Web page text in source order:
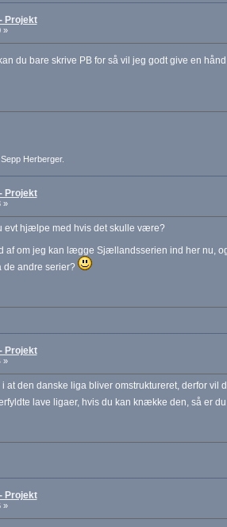
Projekt
»
du bare skrive PB for så vil jeg godt give en
Herberger.
Projekt
»
evt hjælpe med hvis det skulle være?
af om jeg kan lægge Sjællandsserien ind her nu,
de andre serier?
Projekt
»
at den danske liga bliver omstruktureret, derfor vil
lave ligaer, hvis du kan knække den, så er
Projekt
»